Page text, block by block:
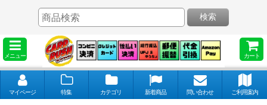
メニュー カート
検索
マイページ 特集 カテゴリ 新着商品 問い合わせ ご利用案内